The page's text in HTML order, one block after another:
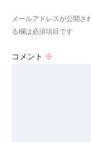
メールアドレスが公開さ
る欄は必須項目です
コメント ※